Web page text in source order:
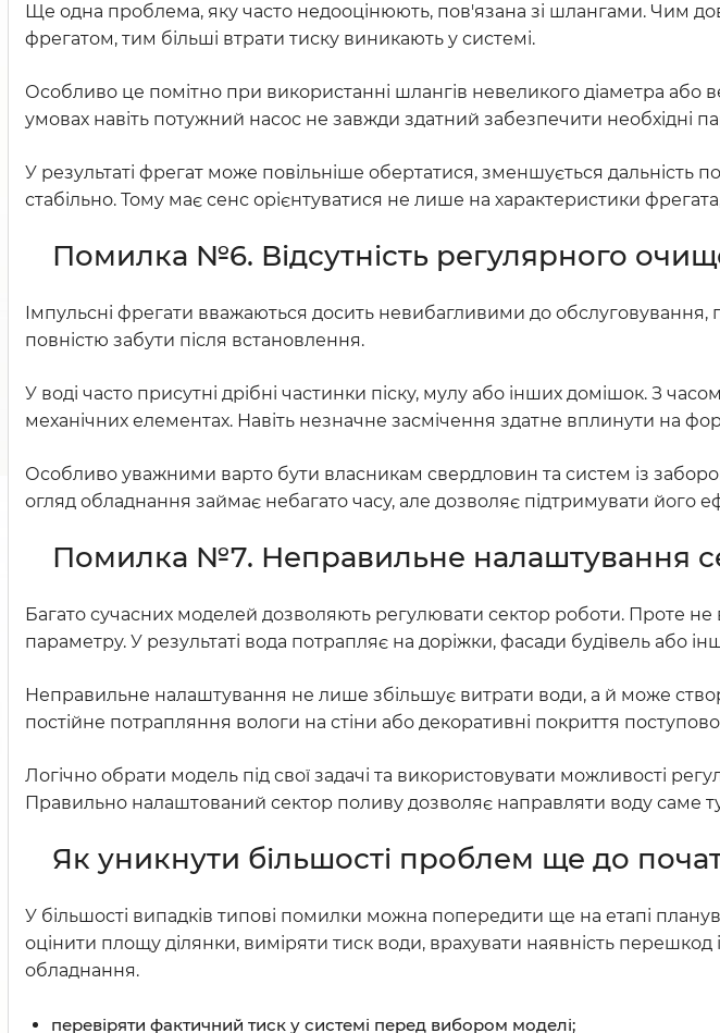
Ще одна проблема, яку часто недооцінюють, пов'язана зі шлангами. Чим
фрегатом, тим більші втрати тиску виникають у системі.
Особливо це помітно при використанні шлангів невеликого діаметра або
умовах навіть потужний насос не завжди здатний забезпечити необхідні
У результаті фрегат може повільніше обертатися, зменшується дальність
стабільно. Тому має сенс орієнтуватися не лише на характеристики фрегата,
Помилка №6. Відсутність регулярного
Імпульсні фрегати вважаються досить невибагливими до
повністю забути після встановлення.
У воді часто присутні дрібні частинки піску, мулу або інших домішок. З
механічних елементах. Навіть незначне засмічення здатне вплинути на
Особливо уважними варто бути власникам свердловин та систем із
огляд обладнання займає небагато часу, але дозволяє підтримувати його
Помилка №7. Неправильне налаштування
Багато сучасних моделей дозволяють регулювати сектор роботи. Проте не
параметру. У результаті вода потрапляє на доріжки, фасади будівель або
Неправильне налаштування не лише збільшує витрати води, а й може
постійне потрапляння вологи на стіни або декоративні покриття
Логічно обрати модель під свої задачі та використовувати можливості
Правильно налаштований сектор поливу дозволяє направляти воду саме
Як уникнути більшості проблем ще до
У більшості випадків типові помилки можна попередити ще на етапі
оцінити площу ділянки, виміряти тиск води, врахувати наявність
обладнання.
перевіряти фактичний тиск у системі перед вибором моделі;